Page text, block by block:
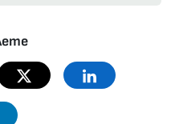
Twitter Linkedin